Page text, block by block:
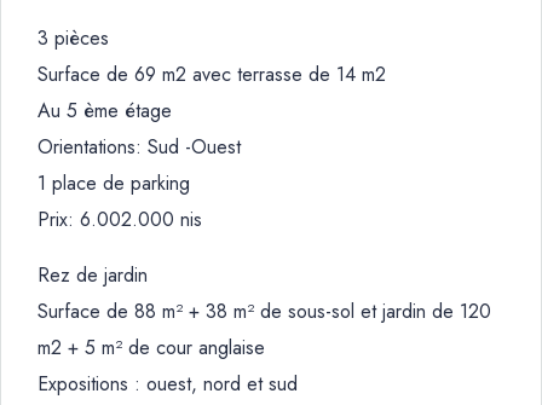
3 pièces
Surface de 69 m2 avec terrasse de 14 m2
Au 5 ème étage
Orientations: Sud -Ouest
1 place de parking
Prix: 6.002.000 nis
Rez de jardin
Surface de 88 m² + 38 m² de sous-sol et jardin de 120
m2 + 5 m² de cour anglaise
Expositions : ouest, nord et sud